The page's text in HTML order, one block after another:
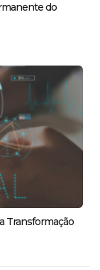
do
Transformação